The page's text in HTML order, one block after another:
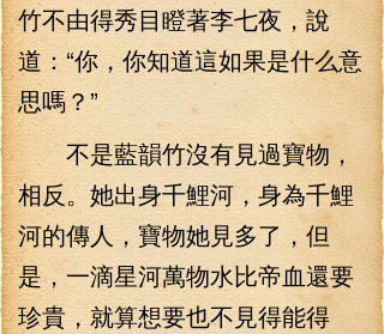
竹不由得秀目瞪著李七夜，說
道：“你，你知道這如果是什么意
思嗎？”
不是藍韻竹沒有見過寶物，
相反。她出身千鯉河，身為千鯉
河的傳人，寶物她見多了，但
是，一滴星河萬物水比帝血還要
珍貴，就算想要也不見得能得